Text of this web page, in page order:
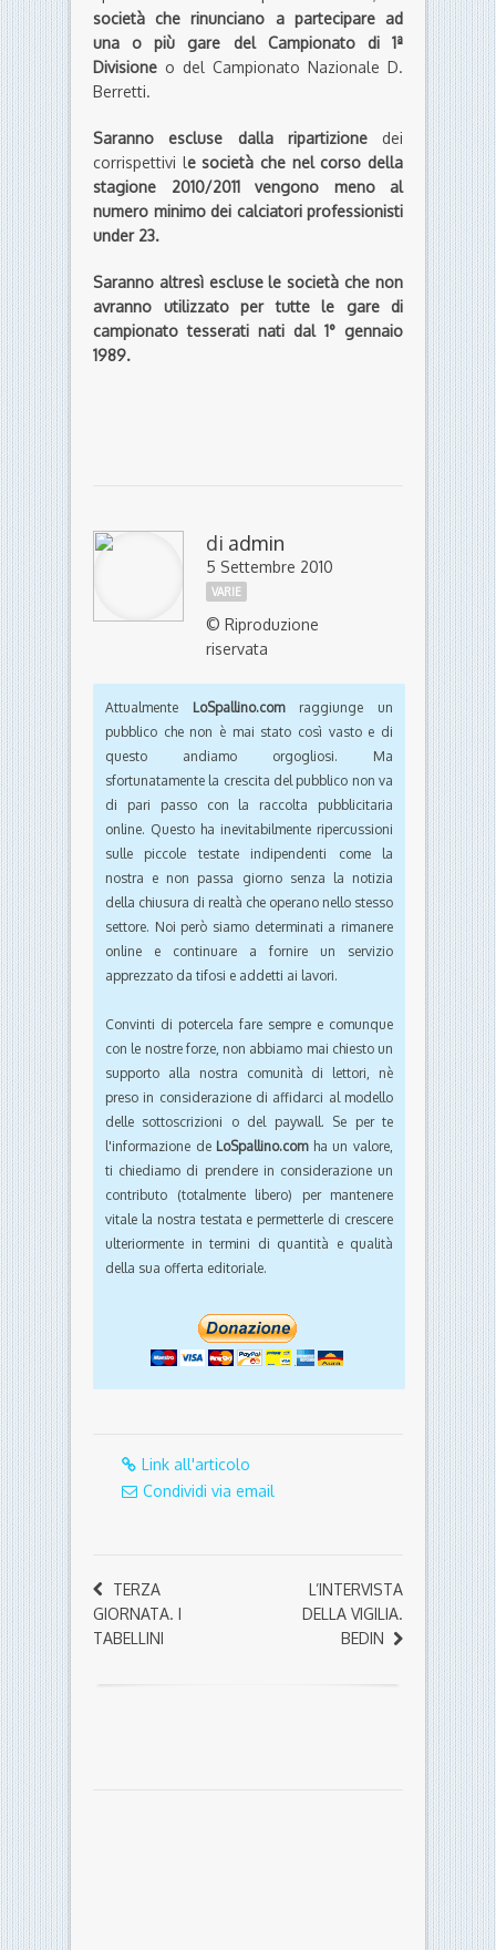
società che rinunciano a partecipare ad
una o più gare del Campionato di 1ª
Divisione o del Campionato Nazionale D.
Berretti.
Saranno escluse dalla ripartizionedei
corrispettivi le società che nel corso della
stagione 2010/2011 vengono meno al
numero minimo dei calciatori professionisti
under 23.
Saranno altresì escluse le società che non
avranno utilizzato per tutte le gare di
campionato tesserati nati dal 1° gennaio
1989.
di admin
5 Settembre 2010
VARIE
© Riproduzione
riservata
Attualmente LoSpallino.comraggiunge un
pubblico che non è mai stato così vasto e di
questo andiamo orgogliosi. Ma
sfortunatamente la crescita del pubblico non va
di pari passo con la raccolta pubblicitaria
online. Questo ha inevitabilmente ripercussioni
sulle piccole testate indipendenti come la
nostra e non passa giorno senza la notizia
della chiusura di realtà che operano nello stesso
settore. Noi però siamo determinati a rimanere
online e continuare a fornire un servizio
apprezzato da tifosi e addetti ai lavori.
Convinti di potercela fare sempre e comunque
con le nostre forze, non abbiamo mai chiesto un
supporto alla nostra comunità di lettori, nè
preso in considerazione di affidarci al modello
delle sottoscrizioni o del paywall. Se per te
l'informazione de LoSpallino.comha un valore,
ti chiediamo di prendere in considerazione un
contributo (totalmente libero) per mantenere
vitale la nostra testata e permetterle di crescere
ulteriormente in termini di quantità e qualità
della sua offerta editoriale.
Link all'articolo
Condividi via email
TERZA
GIORNATA. I
TABELLINI
L’INTERVISTA
DELLA VIGILIA.
BEDIN